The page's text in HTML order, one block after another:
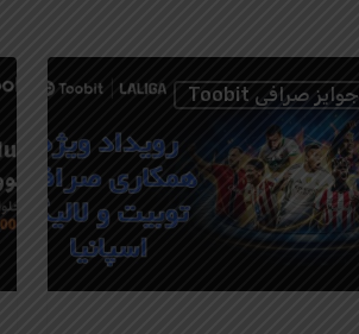
جوایز صرافی Toobit